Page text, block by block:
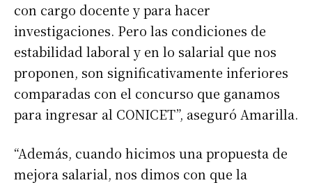
con cargo docente y para hacer
investigaciones. Pero las condiciones de
estabilidad laboral y en lo salarial que nos
proponen, son significativamente inferiores
comparadas con el concurso que ganamos
para ingresar al CONICET”, aseguró Amarilla.
“Además, cuando hicimos una propuesta de
mejora salarial, nos dimos con que la